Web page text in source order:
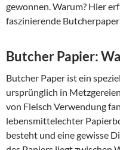
gewonnen. Warum? Hier
faszinierende
Butcher Papier:
Butcher Paper ist ein
ursprünglich in
von Fleisch Verwendung
lebensmittelechter
besteht und eine gewisse